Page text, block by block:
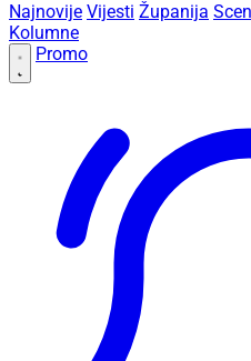
Najnovije Vijesti Županija
Kolumne
Promo